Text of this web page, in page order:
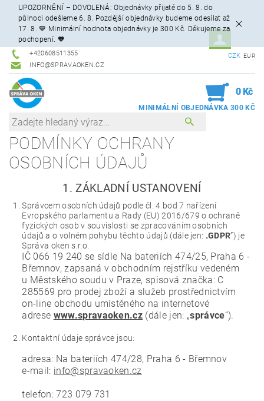
UPOZORNĚNÍ – DOVOLENÁ: Objednávky přijaté do 5. 8. do
půlnoci odešleme 6. 8. Pozdější objednávky budeme odesílat až
17. 8. 💙 Minimální hodnota objednávky je 300 Kč. Děkujeme za
pochopení. 🧡
+420608511355
INFO@SPRAVAOKEN.CZ
CZK EUR
0 Kč
PODMÍNKY OCHRANY
OSOBNÍCH ÚDAJŮ
1. ZÁKLADNÍ USTANOVENÍ
Správcem osobních údajů podle čl. 4 bod 7 nařízení
Evropského parlamentu a Rady (EU) 2016/679 o ochraně
fyzických osob v souvislosti se zpracováním osobních
údajů a o volném pohybu těchto údajů (dále jen: „GDPR”) je
Správa oken s.r.o.
IČ 066 19 240 se sídle Na bateriích 474/25, Praha 6 -
Břemnov, zapsaná v obchodním rejstříku vedeném
u Městského soudu v Praze, spisová značka: C
285569 pro prodej zboží a služeb prostřednictvím
on-line obchodu umístěného na internetové
adrese www.spravaoken.cz (dále jen: „správce“).
Kontaktní údaje správce jsou:
adresa: Na bateriích 474/28, Praha 6 - Břemnov
e-mail: info@spravaoken.cz
telefon: 723 079 731